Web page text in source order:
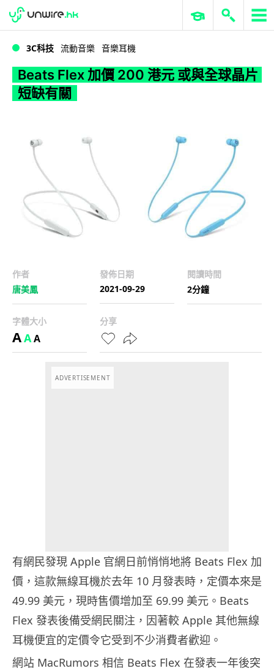
WWDC 2026 ERP 與商業 AI
3C科技 流動音樂 音樂耳機
Beats Flex 加價 200 港元 或與全球晶片
短缺有關
作者
唐美鳳
發佈日期
2021-09-29
閱讀時間
2分鐘
字體大小
AAA
分享
ADVERTISEMENT
有網民發現 Apple 官網日前悄悄地將 Beats Flex 加
價，這款無線耳機於去年 10 月發表時，定價本來是
49.99 美元，現時售價增加至 69.99 美元。Beats
Flex 發表後備受網民關注，因著較 Apple 其他無線
耳機便宜的定價令它受到不少消費者歡迎。
網站 MacRumors 相信 Beats Flex 在發表一年後突